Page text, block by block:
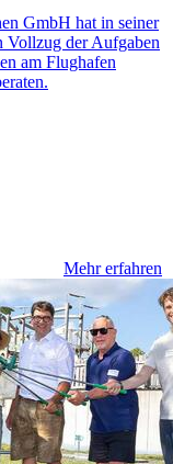
GmbH hat in seiner
Vollzug der Aufgaben
am Flughafen
Mehr erfahren